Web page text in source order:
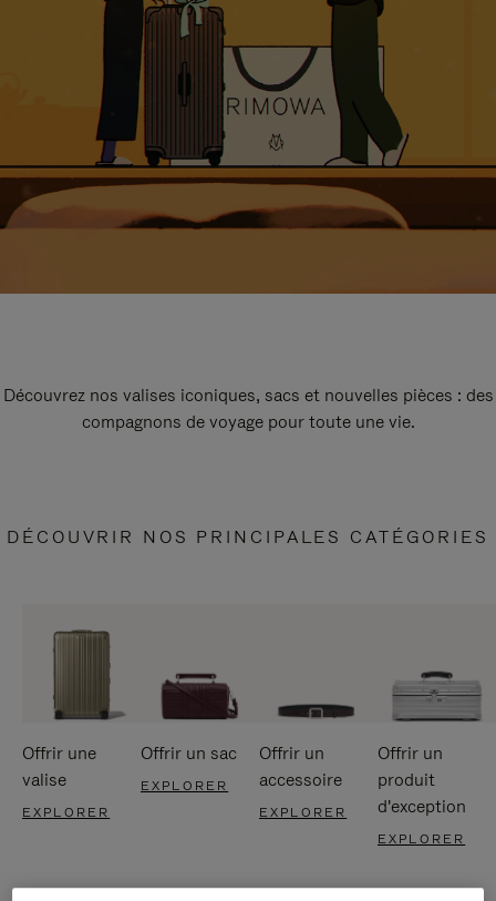
Découvrez nos valises iconiques, sacs et nouvelles pièces : des
compagnons de voyage pour toute une vie.
DÉCOUVRIR NOS PRINCIPALES CATÉGORIES
Offrir une
valise
EXPLORER
Offrir un sac
EXPLORER
Offrir un
accessoire
EXPLORER
Offrir un
produit
d'exception
EXPLORER